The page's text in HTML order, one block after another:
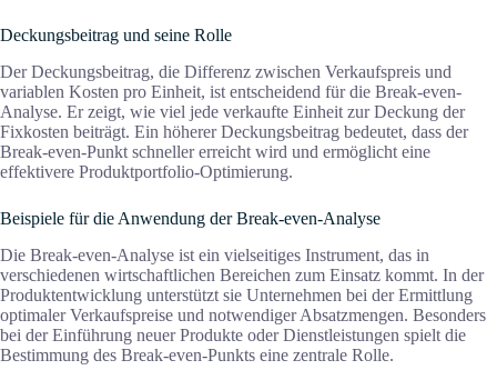
Deckungsbeitrag und seine Rolle
Der Deckungsbeitrag, die Differenz zwischen Verkaufspreis und
variablen Kosten pro Einheit, ist entscheidend für die Break-even-
Analyse. Er zeigt, wie viel jede verkaufte Einheit zur Deckung der
Fixkosten beiträgt. Ein höherer Deckungsbeitrag bedeutet, dass der
Break-even-Punkt schneller erreicht wird und ermöglicht eine
effektivere Produktportfolio-Optimierung.
Beispiele für die Anwendung der Break-even-Analyse
Die Break-even-Analyse ist ein vielseitiges Instrument, das in
verschiedenen wirtschaftlichen Bereichen zum Einsatz kommt. In der
Produktentwicklung unterstützt sie Unternehmen bei der Ermittlung
optimaler Verkaufspreise und notwendiger Absatzmengen. Besonders
bei der Einführung neuer Produkte oder Dienstleistungen spielt die
Bestimmung des Break-even-Punkts eine zentrale Rolle.